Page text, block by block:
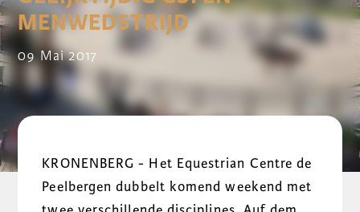
MENWEDSTRIJD
09 Mai 2017
KRONENBERG - Het Equestrian Centre de
Peelbergen dubbelt komend weekend met